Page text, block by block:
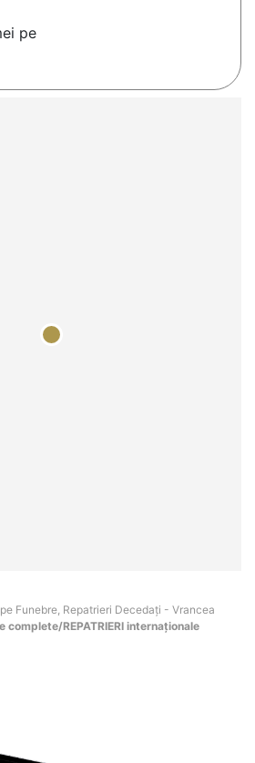
pe
Funebre, Repatrieri Decedați - Vrancea
complete/REPATRIERI internaționale